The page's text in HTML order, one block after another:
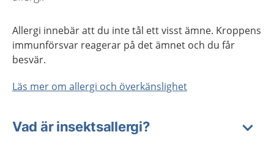
Allergi innebär att du inte tål ett visst ämne. Kroppens
immunförsvar reagerar på det ämnet och du får
besvär.
Läs mer om allergi och överkänslighet
Vad är insektsallergi?